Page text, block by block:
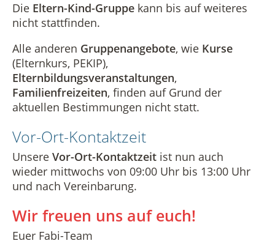
Die Eltern-Kind-Gruppe kann bis auf weiteres
nicht stattfinden.
Alle anderen Gruppenangebote, wie Kurse
(Elternkurs, PEKIP),
Elternbildungsveranstaltungen,
Familienfreizeiten, finden auf Grund der
aktuellen Bestimmungen nicht statt.
Vor-Ort-Kontaktzeit
Unsere Vor-Ort-Kontaktzeit ist nun auch
wieder mittwochs von 09:00 Uhr bis 13:00 Uhr
und nach Vereinbarung.
Wir freuen uns auf euch!
Euer Fabi-Team